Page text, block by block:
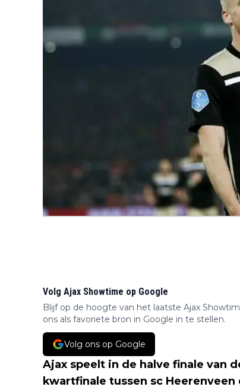
Volg Ajax Showtime op Google
Blijf op de hoogte van het laatste Ajax
ons als favoriete bron in Google in te stellen.
Volg ons op Google
Ajax speelt in de halve finale van
kwartfinale tussen sc